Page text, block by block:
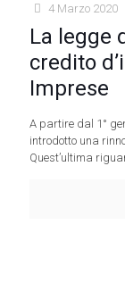
4 Marzo 2020
La legge
credito
Imprese
A partire dal 1°
introdotto una
Quest’ultima